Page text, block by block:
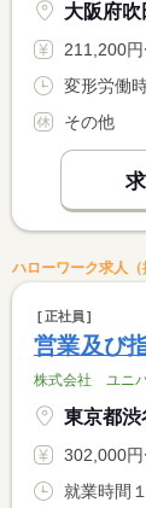
大阪府吹
211,200円〜244,200
その他
ハローワーク求人（
正社員
営業及び
株式会社 ユニ
東京都渋
302,000円〜355,000